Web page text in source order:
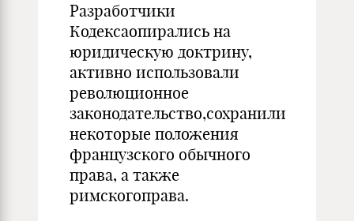
Разработчики
Кодексаопирались на
юридическую доктрину,
активно использовали
революционное
законодательство,сохранили
некоторые положения
французского обычного
права, а также
римскогоправа.